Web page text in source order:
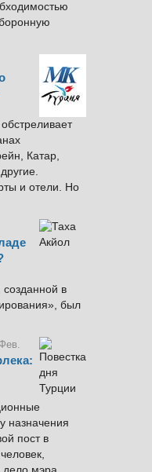
Катар,
и отели. Но
созданной в
был
Фев.
назначения
пост в